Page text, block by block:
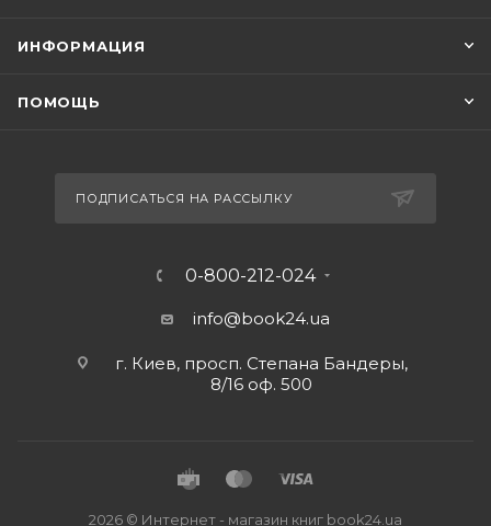
ИНФОРМАЦИЯ
ПОМОЩЬ
ПОДПИСАТЬСЯ НА РАССЫЛКУ
0-800-212-024
info@book24.ua
г. Киев, просп. Степана Бандеры,
8/16 оф. 500
2026 © Интернет - магазин книг book24.ua